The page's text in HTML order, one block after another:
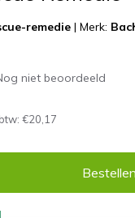
remedie | Merk:
niet beoordeeld
€20,17
Bestellen